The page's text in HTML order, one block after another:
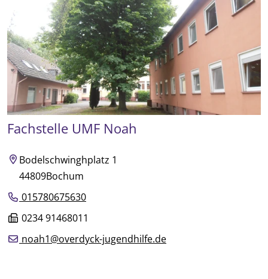
Fachstelle UMF Noah
Bodelschwinghplatz 1
44809Bochum
015780675630
0234 91468011
noah1@overdyck-jugendhilfe.de